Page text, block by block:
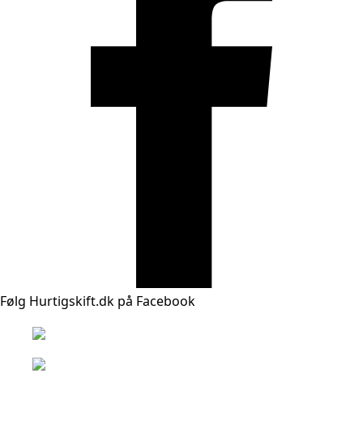
Følg Hurtigskift.dk på Facebook